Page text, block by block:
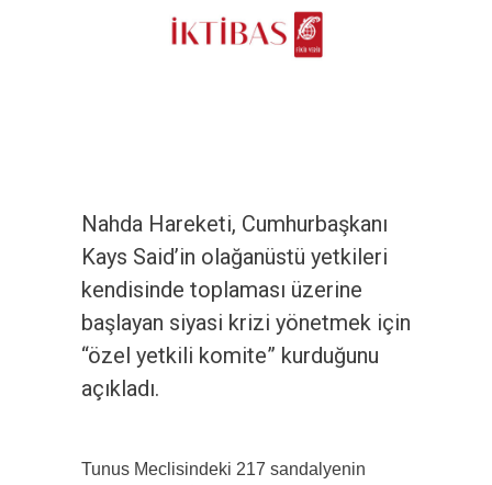
Nahda Hareketi, Cumhurbaşkanı
Kays Said’in olağanüstü yetkileri
kendisinde toplaması üzerine
başlayan siyasi krizi yönetmek için
“özel yetkili komite” kurduğunu
açıkladı.
Tunus Meclisindeki 217 sandalyenin